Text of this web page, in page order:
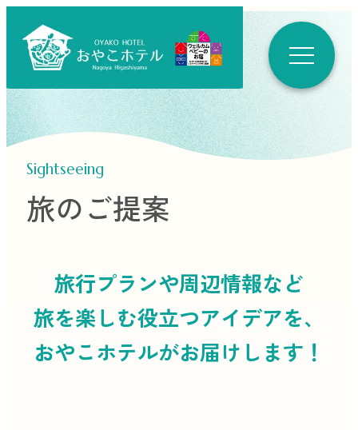
Sightseeing
旅のご提案
旅行プランや周辺情報など
旅を楽しむ役立つアイデアを、
おやこホテルがお届けします！